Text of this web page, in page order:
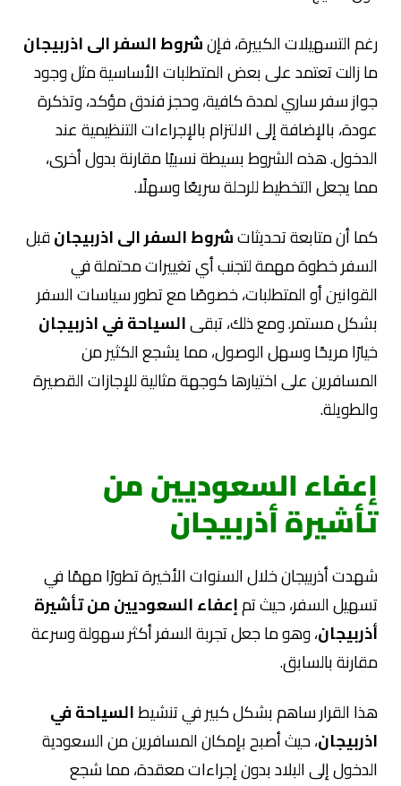
رغم التسهيلات الكبيرة، فإنشروط السفر الى اذربيجان
ما زالت تعتمد على بعض المتطلبات الأساسية مثل وجود
جواز سفر ساري لمدة كافية، وحجز فندق مؤكد، وتذكرة
عودة، بالإضافة إلى الالتزام بالإجراءات التنظيمية عند
الدخول. هذه الشروط بسيطة نسبيًا مقارنة بدول أخرى،
مما يجعل التخطيط للرحلة سريعًا وسهلًا.
كما أن متابعة تحديثاتشروط السفر الى اذربيجانقبل
السفر خطوة مهمة لتجنب أي تغييرات محتملة في
القوانين أو المتطلبات، خصوصًا مع تطور سياسات السفر
بشكل مستمر. ومع ذلك، تبقىالسياحة في اذربيجان
خيارًا مريحًا وسهل الوصول، مما يشجع الكثير من
المسافرين على اختيارها كوجهة مثالية للإجازات القصيرة
والطويلة.
إعفاء السعوديين من
تأشيرة أذربيجان
شهدت أذربيجان خلال السنوات الأخيرة تطورًا مهمًا في
تسهيل السفر، حيث تمإعفاء السعوديين من تأشيرة
أذربيجان، وهو ما جعل تجربة السفر أكثر سهولة وسرعة
مقارنة بالسابق.
هذا القرار ساهم بشكل كبير في تنشيطالسياحة في
اذربيجان، حيث أصبح بإمكان المسافرين من السعودية
الدخول إلى البلاد بدون إجراءات معقدة، مما شجع